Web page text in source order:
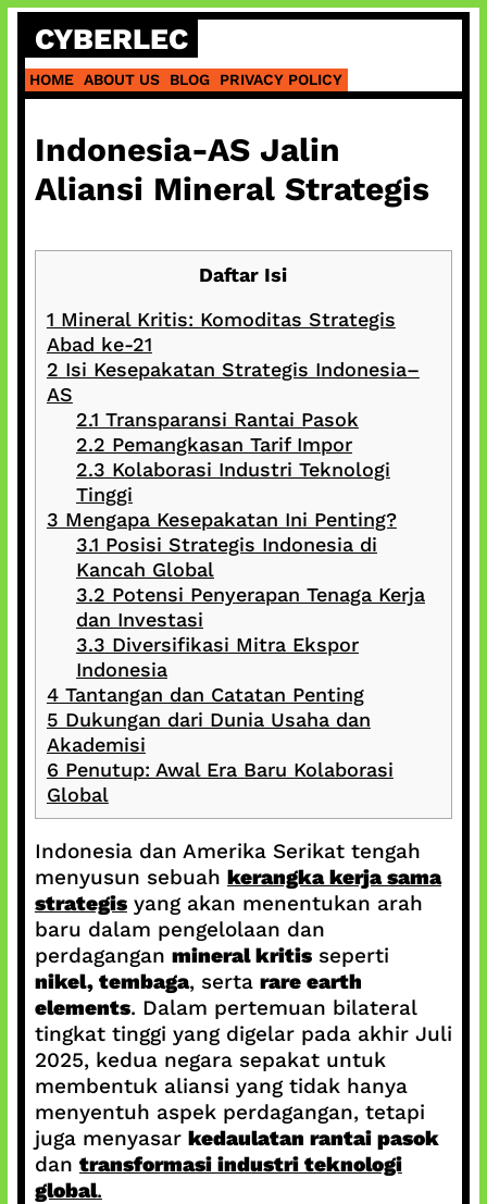
Skip
content
CYBERLEC
HOME ABOUT US BLOG PRIVACY POLICY
Indonesia-AS Jalin
Aliansi Mineral Strategis
Daftar Isi
1 Mineral Kritis: Komoditas Strategis
Abad ke-21
2 Isi Kesepakatan Strategis Indonesia–
AS
2.1 Transparansi Rantai Pasok
2.2 Pemangkasan Tarif Impor
2.3 Kolaborasi Industri Teknologi
Tinggi
3 Mengapa Kesepakatan Ini Penting?
3.1 Posisi Strategis Indonesia di
Kancah Global
3.2 Potensi Penyerapan Tenaga Kerja
dan Investasi
3.3 Diversifikasi Mitra Ekspor
Indonesia
4Tantangan dan Catatan Penting
5 Dukungan dari Dunia Usaha dan
Akademisi
6 Penutup: Awal Era Baru Kolaborasi
Global
Indonesia dan Amerika Serikat tengah
menyusun sebuah kerangka kerja sama
strategisyang akan menentukan arah
baru dalam pengelolaan dan
perdagangan mineral kritisseperti
nikel, tembaga, serta rare earth
elements. Dalam pertemuan bilateral
tingkat tinggi yang digelar pada akhir Juli
2025, kedua negara sepakat untuk
membentuk aliansi yang tidak hanya
menyentuh aspek perdagangan, tetapi
juga menyasar kedaulatan rantai pasok
dan transformasi industri teknologi
global.